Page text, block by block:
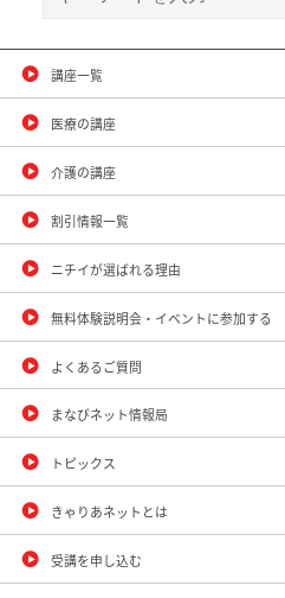
講座一覧
医療の講座
介護の講座
割引情報一覧
ニチイが選ばれる理由
無料体験説明会・イベントに参加する
よくあるご質問
まなびネット情報局
トピックス
きゃりあネットとは
受講を申し込む